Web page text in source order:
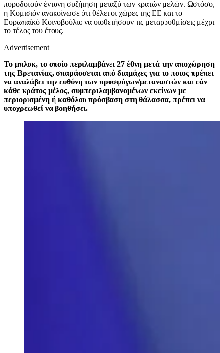
πυροδοτούν έντονη συζήτηση μεταξύ των κρατών μελών. Ωστόσο,
η Κομισιόν ανακοίνωσε ότι θέλει οι χώρες της ΕΕ και το
Ευρωπαϊκό Κοινοβούλιο να υιοθετήσουν τις μεταρρυθμίσεις μέχρι
το τέλος του έτους.
Advertisement
Το μπλοκ, το οποίο περιλαμβάνει 27 έθνη μετά την αποχώρηση
της Βρετανίας, σπαράσσεται από διαμάχες για το ποιος πρέπει
να αναλάβει την ευθύνη των προσφύγων/μεταναστών και εάν
κάθε κράτος μέλος, συμπεριλαμβανομένων εκείνων με
περιορισμένη ή καθόλου πρόσβαση στη θάλασσα, πρέπει να
υποχρεωθεί να βοηθήσει.